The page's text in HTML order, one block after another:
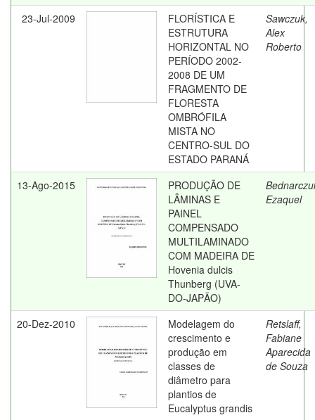
23-Jul-2009
FLORÍSTICA E
ESTRUTURA
HORIZONTAL NO
PERÍODO 2002-
2008 DE UM
FRAGMENTO DE
FLORESTA
OMBRÓFILA
MISTA NO
CENTRO-SUL DO
ESTADO PARANÁ
Sawczuk,
Alex
Roberto
13-Ago-2015
PRODUÇÃO DE
LÂMINAS E
PAINEL
COMPENSADO
MULTILAMINADO
COM MADEIRA DE
Hovenia dulcis
Thunberg (UVA-
DO-JAPÃO)
Ezaquel
20-Dez-2010
Modelagem do
crescimento e
produção em
classes de
diâmetro para
plantios de
Eucalyptus grandis
Retslaff,
Fabiane
Aparecida
de Souza